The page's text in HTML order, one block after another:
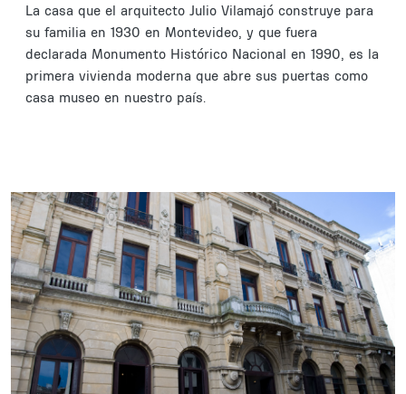
La casa que el arquitecto Julio Vilamajó construye para
su familia en 1930 en Montevideo, y que fuera
declarada Monumento Histórico Nacional en 1990, es la
primera vivienda moderna que abre sus puertas como
casa museo en nuestro país.